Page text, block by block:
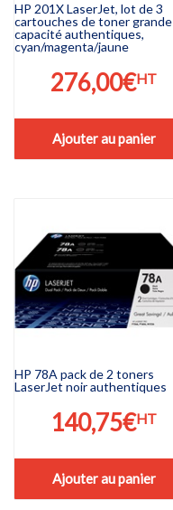
HP 201X LaserJet, lot de 3
cartouches de toner grande
capacité authentiques,
cyan/magenta/jaune
276,00€HT
Ajouter au panier
HP 78A pack de 2 toners
LaserJet noir authentiques
140,75€HT
Ajouter au panier